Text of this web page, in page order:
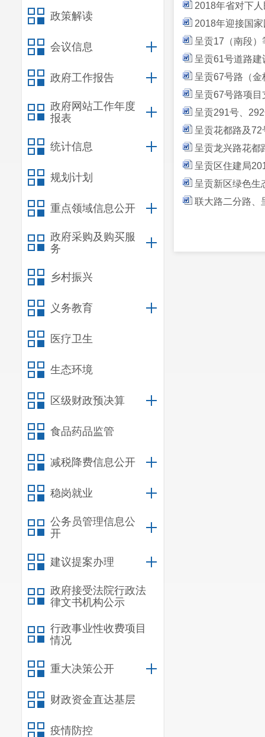
政策解读
会议信息
政府工作报告
政府网站工作年度
报表
统计信息
规划计划
重点领域信息公开
政府采购及购买服
务
乡村振兴
义务教育
医疗卫生
生态环境
区级财政预决算
食品药品监管
减税降费信息公开
稳岗就业
公务员管理信息公
开
建议提案办理
政府接受法院行政法
律文书机构公示
行政事业性收费项目
情况
重大决策公开
财政资金直达基层
疫情防控
2018年省对下
2018年迎接国
呈贡17（南段
呈贡61号道路
呈贡67号路（
呈贡67号路项
呈贡291号、
呈贡花都路及
呈贡龙兴路花都
呈贡区住建局
呈贡新区绿色生
联大路二分路、